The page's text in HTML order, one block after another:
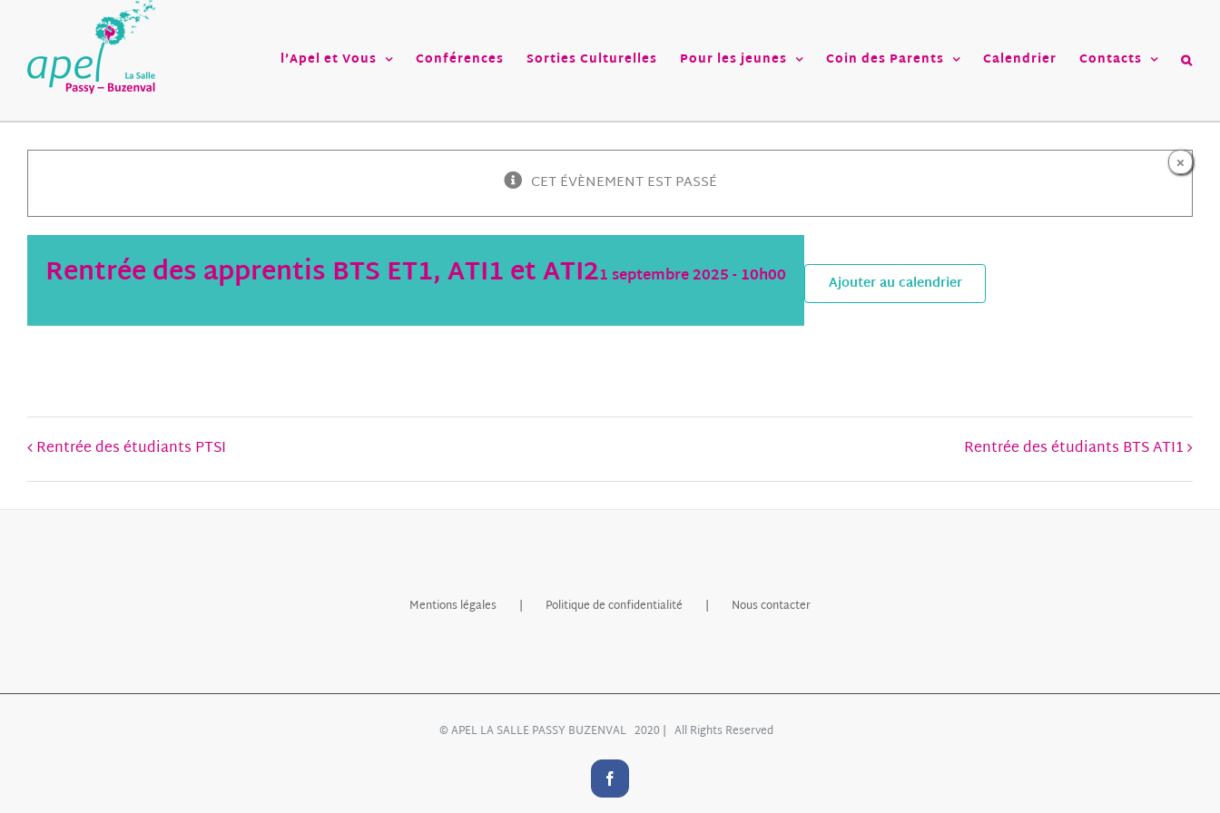
l’Apel et Vous Conférences Sorties Culturelles Pour les jeunes Coin des Parents Calendrier Contacts
×
CET ÉVÈNEMENT EST PASSÉ
Rentrée des apprentis BTS ET1, ATI1 et ATI21 septembre 2025 - 10h00 Ajouter au calendrier
Rentrée des étudiants PTSI Rentrée des étudiants BTS ATI1
Mentions légales Politique de confidentialité Nous contacter
© APEL LA SALLE PASSY BUZENVAL 2020 | All Rights Reserved